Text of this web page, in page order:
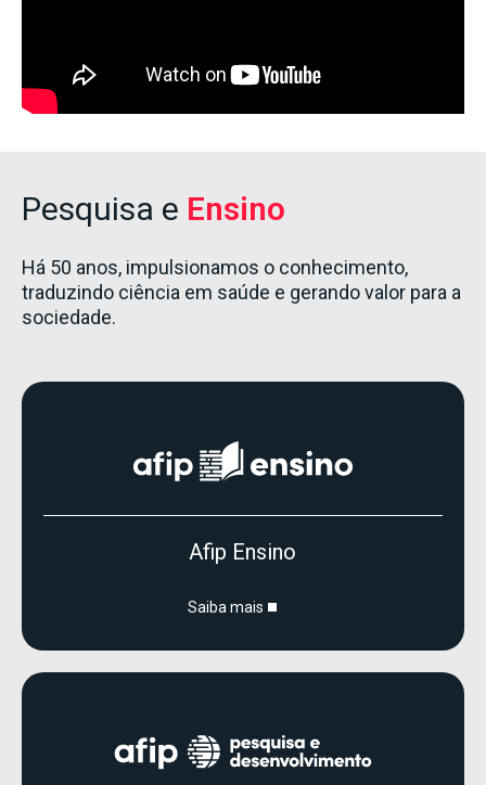
Pesquisa e Ensino
Há 50 anos, impulsionamos o conhecimento,
traduzindo ciência em saúde e gerando valor para a
sociedade.
Afip Ensino
Saiba mais